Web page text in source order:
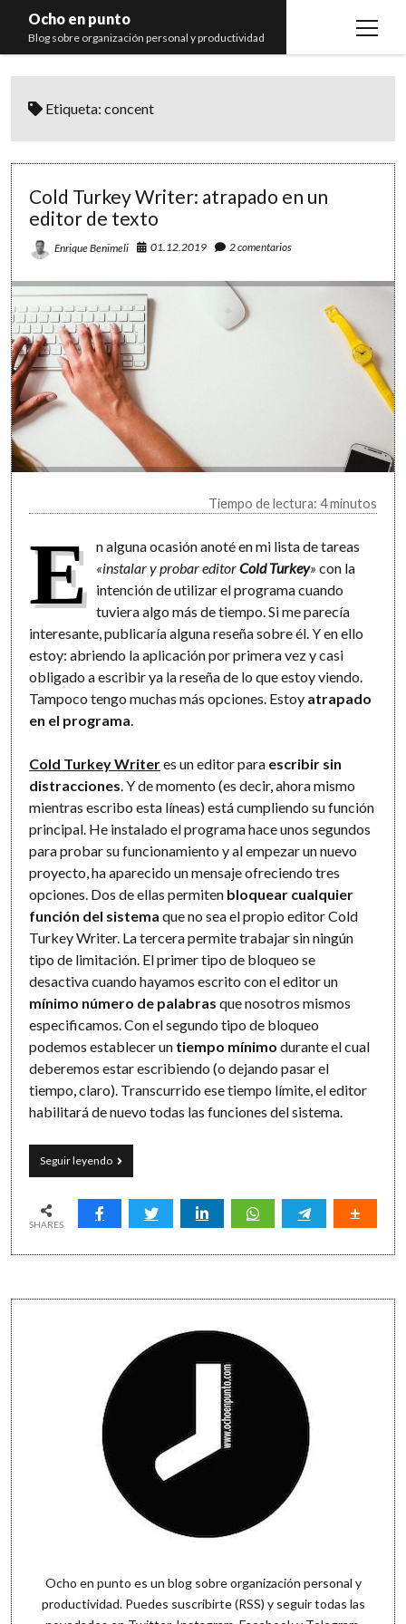
Ocho en punto
Blog sobre organización personal y productividad
open
Libros
Etiqueta:concent
Cold Turkey Writer: atrapado en un
editor de texto
Enrique Benimeli 01.12.2019 2 comentarios
Tiempo de lectura: 4 minutos
E n alguna ocasión anoté en mi lista de tareas
«instalar y probar editorCold Turkey» con la
intención de utilizar el programa cuando
tuviera algo más de tiempo. Si me parecía
interesante, publicaría alguna reseña sobre él. Y en ello
estoy: abriendo la aplicación por primera vez y casi
obligado a escribir ya la reseña de lo que estoy viendo.
Tampoco tengo muchas más opciones. Estoy atrapado
en el programa
Cold Turkey Writeres un editor para escribir sin
distracciones . Y de momento (es decir, ahora mismo
mientras escribo esta líneas) está cumpliendo su función
principal. He instalado el programa hace unos segundos
para probar su funcionamiento y al empezar un nuevo
proyecto, ha aparecido un mensaje ofreciendo tres
opciones. Dos de ellas permiten bloquear cualquier
función del sistema que no sea el propio editor Cold
Turkey Writer. La tercera permite trabajar sin ningún
tipo de limitación. El primer tipo de bloqueo se
desactiva cuando hayamos escrito con el editor un
mínimo número de palabras que nosotros mismos
especificamos. Con el segundo tipo de bloqueo
podemos establecer un tiempo mínimo durante el cual
deberemos estar escribiendo (o dejando pasar el
tiempo, claro). Transcurrido ese tiempo límite, el editor
habilitará de nuevo todas las funciones del sistema.
Seguir leyendoCold
Turkey
atrapado
editor
SHARES
Sidebar
Ocho en punto es un blog sobre organización personal y
productividad. Puedes suscribirte (RSS) y seguir todas las